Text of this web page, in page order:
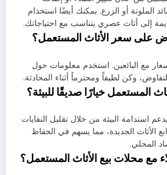
الملونة أو الزرع. يمكنك أيضًا استخدام
إلى أثاث عصري يتناسب مع احتياجاتك.
على سعر الأثاث المستعمل؟
مع البائعين. استخدم معلومات حول
وكن لطيفاً ومحترماً أثناء المحادثة.
المستعمل خيارًا صديقًا للبيئة؟
استدامة البيئة من خلال تقليل النفايات
الأثاث الجديدة، مما يسهم في الحفاظ
المحلي.
مع محلات بيع الأثاث المستعمل؟